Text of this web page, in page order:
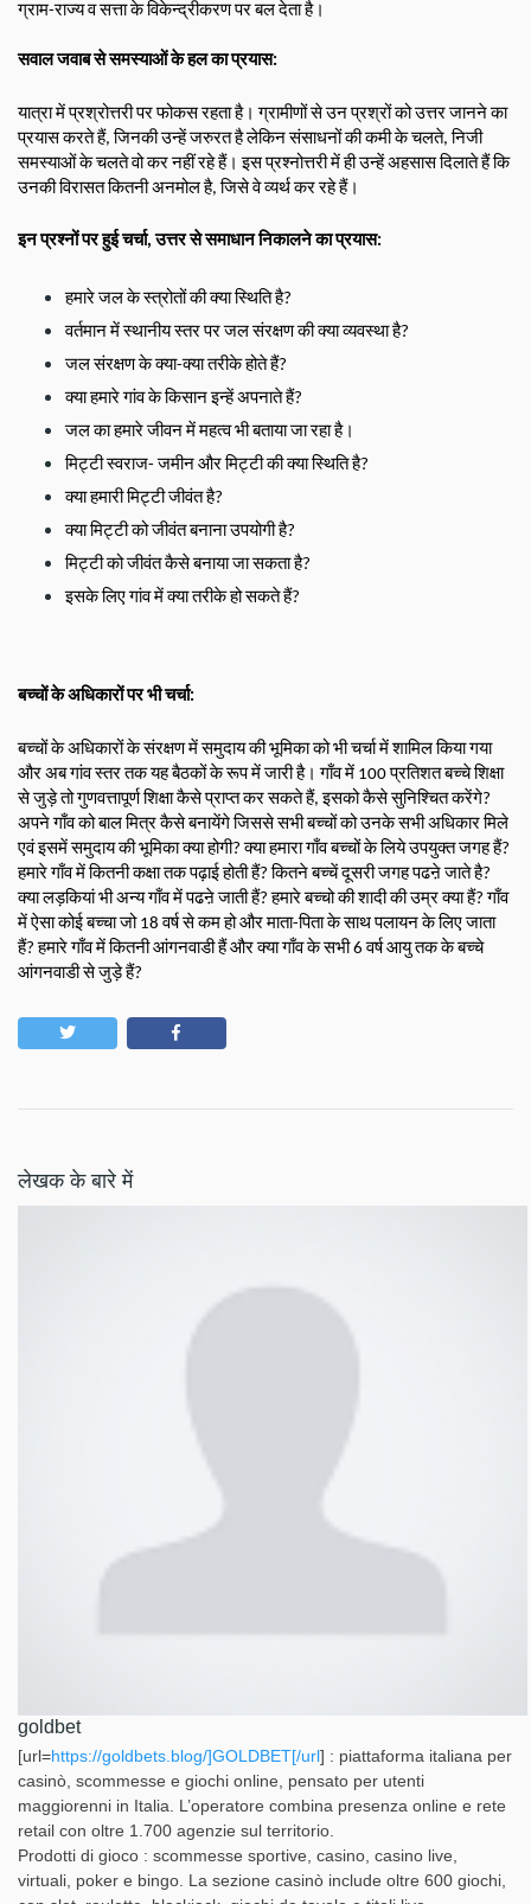
ग्राम-राज्य व सत्ता के विकेन्द्रीकरण पर बल देता है।
सवाल जवाब से समस्याओं के हल का प्रयास:
यात्रा में प्रश्रोत्तरी पर फोकस रहता है। ग्रामीणों से उन प्रश्रों को उत्तर जानने का
प्रयास करते हैं, जिनकी उन्हें जरुरत है लेकिन संसाधनों की कमी के चलते, निजी
समस्याओं के चलते वो कर नहीं रहे हैं। इस प्रश्नोत्तरी में ही उन्हें अहसास दिलाते हैं कि
उनकी विरासत कितनी अनमोल है, जिसे वे व्यर्थ कर रहे हैं।
इन प्रश्नों पर हुई चर्चा, उत्तर से समाधान निकालने का प्रयास:
हमारे जल के स्त्रोतों की क्या स्थिति है?
वर्तमान में स्थानीय स्तर पर जल संरक्षण की क्या व्यवस्था है?
जल संरक्षण के क्या-क्या तरीके होते हैं?
क्या हमारे गांव के किसान इन्हें अपनाते हैं?
जल का हमारे जीवन में महत्व भी बताया जा रहा है।
मिट्टी स्वराज- जमीन और मिट्टी की क्या स्थिति है?
क्या हमारी मिट्टी जीवंत है?
क्या मिट्टी को जीवंत बनाना उपयोगी है?
मिट्टी को जीवंत कैसे बनाया जा सकता है?
इसके लिए गांव में क्या तरीके हो सकते हैं?
बच्चों के अधिकारों पर भी चर्चा:
बच्चों के अधिकारों के संरक्षण में समुदाय की भूमिका को भी चर्चा में शामिल किया गया
और अब गांव स्तर तक यह बैठकों के रूप में जारी है। गाँव में 100 प्रतिशत बच्चे शिक्षा
से जुड़े तो गुणवत्तापूर्ण शिक्षा कैसे प्राप्त कर सकते हैं, इसको कैसे सुनिश्चित करेंगे?
अपने गाँव को बाल मित्र कैसे बनायेंगे जिससे सभी बच्चों को उनके सभी अधिकार मिले
एवं इसमें समुदाय की भूमिका क्या होगी? क्या हमारा गाँव बच्चों के लिये उपयुक्त जगह हैं?
हमारे गाँव में कितनी कक्षा तक पढ़ाई होती हैं? कितने बच्चें दूसरी जगह पढऩे जाते है?
क्या लड़कियां भी अन्य गाँव में पढऩे जाती हैं? हमारे बच्चो की शादी की उम्र क्या हैं? गाँव
में ऐसा कोई बच्चा जो 18 वर्ष से कम हो और माता-पिता के साथ पलायन के लिए जाता
हैं? हमारे गाँव में कितनी आंगनवाडी हैं और क्या गाँव के सभी 6 वर्ष आयु तक के बच्चे
आंगनवाडी से जुड़े हैं?
लेखक के बारे में
goldbet
[url=https://goldbets.blog/]GOLDBET[/url] : piattaforma italiana per
casinò, scommesse e giochi online, pensato per utenti
maggiorenni in Italia. L’operatore combina presenza online e rete
retail con oltre 1.700 agenzie sul territorio.
Prodotti di gioco : scommesse sportive, casino, casino live,
virtuali, poker e bingo. La sezione casinò include oltre 600 giochi,